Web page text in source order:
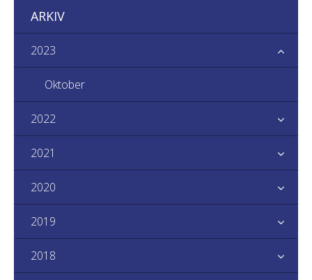
ARKIV
2023
Oktober
2022
2021
2020
2019
2018